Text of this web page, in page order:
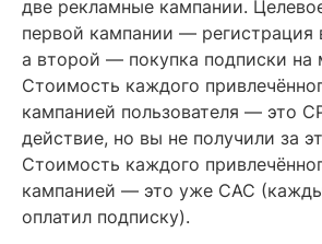
две рекламные кампании.
первой кампании — регистрация
а второй — покупка подписки на
Стоимость каждого
кампанией пользователя — это
действие, но вы не получили за
Стоимость каждого
кампанией — это уже CAC
оплатил подписку).